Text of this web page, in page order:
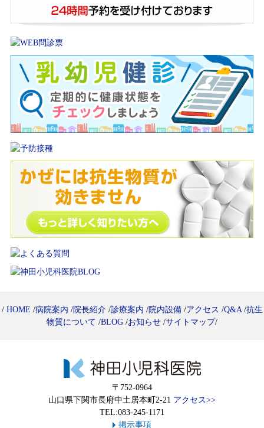
/ HOME /病院案内 /院長紹介/診療案内 /院内設備/アクセス /Q&A/抗生
物質について /BLOG /お知らせ /サイトマップ/
〒752-0964
山口県下関市長府中土居本町2-21 アクセス>>
TEL:083-245-1171
掲示事項